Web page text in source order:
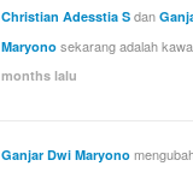
Christian Adesstia S dan
Maryono sekarang adalah
months lalu
Ganjar Dwi Maryono